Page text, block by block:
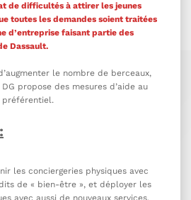
de difficultés à attirer les jeunes
toutes les demandes soient traitées
d’entreprise faisant partie des
Dassault.
le nombre de berceaux,
propose des mesures d’aide au
les conciergeries physiques avec
de « bien-être », et déployer les
avec aussi de nouveaux services.